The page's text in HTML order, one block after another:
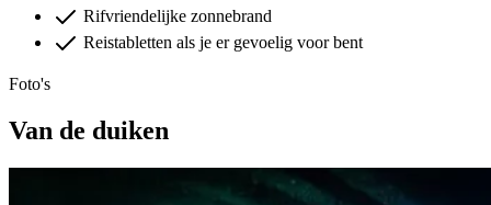
Rifvriendelijke zonnebrand
Reistabletten als je er gevoelig voor bent
Foto's
Van de duiken